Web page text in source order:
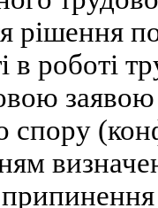
рішення
в роботі
заявою
спору